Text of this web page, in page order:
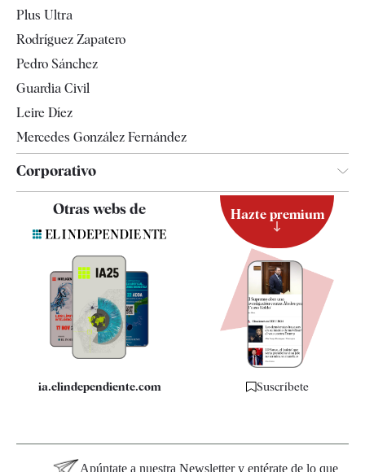
Televisión
Plus Ultra
Rodríguez Zapatero
Pedro Sánchez
Guardia Civil
Leire Díez
Mercedes González Fernández
Corporativo
Contacto
Quiénes somos
Especificaciones
Otras webs de
ia.elindependiente.com
Hazte premium
Suscríbete
Apúntate a nuestra Newsletter y entérate de lo que